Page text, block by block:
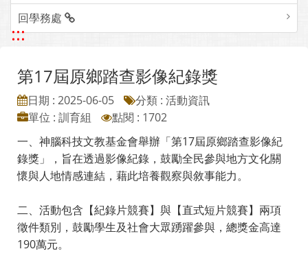
回學務處
:::
第17屆原鄉踏查影像紀錄獎
日期 : 2025-06-05
分類 : 活動資訊
單位 : 訓育組
點閱 : 1702
一、神腦科技文教基金會舉辦「第17屆原鄉踏查影像紀
錄獎」，旨在透過影像紀錄，鼓勵全民參與地方文化關
懷與人地情感連結，藉此培養觀察與敘事能力。
二、活動包含【紀錄片競賽】與【直式短片競賽】兩項
徵件類別，鼓勵學生及社會大眾踴躍參與，總獎金高達
190萬元。